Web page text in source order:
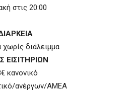
στις 20:00
χωρίς διάλειμμα
ΕΙΣΙΤΗΡΙΩΝ
κανονικό
ανέργων/ΑΜΕΑ